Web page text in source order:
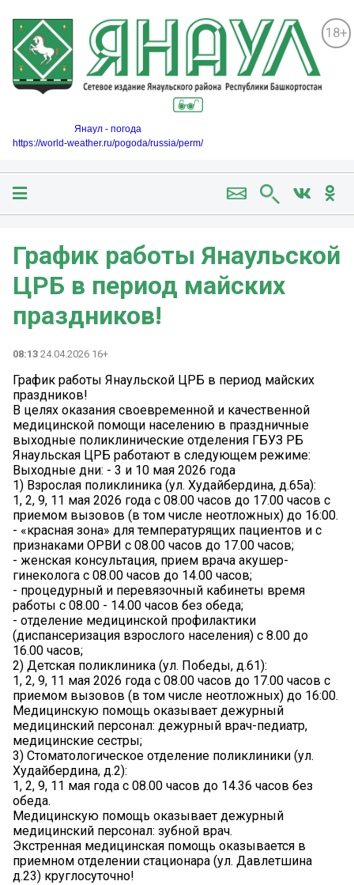
18+
Янаул - погода
https://world-weather.ru/pogoda/russia/perm/
График работы Янаульской
ЦРБ в период майских
праздников!
08:13 24.04.2026 16+
График работы Янаульской ЦРБ в период майских
праздников!
В целях оказания своевременной и качественной
медицинской помощи населению в праздничные
выходные поликлинические отделения ГБУЗ РБ
Янаульская ЦРБ работают в следующем режиме:
Выходные дни: - 3 и 10 мая 2026 года
1) Взрослая поликлиника (ул. Худайбердина, д.65а):
1, 2, 9, 11 мая 2026 года с 08.00 часов до 17.00 часов с
приемом вызовов (в том числе неотложных) до 16:00.
- «красная зона» для температурящих пациентов и с
признаками ОРВИ с 08.00 часов до 17.00 часов;
- женская консультация, прием врача акушер-
гинеколога с 08.00 часов до 14.00 часов;
- процедурный и перевязочный кабинеты время
работы с 08.00 - 14.00 часов без обеда;
- отделение медицинской профилактики
(диспансеризация взрослого населения) с 8.00 до
16.00 часов;
2) Детская поликлиника (ул. Победы, д.61):
1, 2, 9, 11 мая 2026 года с 08.00 часов до 17.00 часов с
приемом вызовов (в том числе неотложных) до 16:00.
Медицинскую помощь оказывает дежурный
медицинский персонал: дежурный врач-педиатр,
медицинские сестры;
3) Стоматологическое отделение поликлиники (ул.
Худайбердина, д.2):
1, 2, 9, 11 мая года с 08.00 часов до 14.36 часов без
обеда.
Медицинскую помощь оказывает дежурный
медицинский персонал: зубной врач.
Экстренная медицинская помощь оказывается в
приемном отделении стационара (ул. Давлетшина
д.23) круглосуточно!